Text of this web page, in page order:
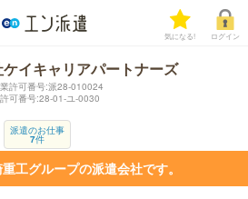
気になる! ログイン
イキャリアパートナーズ
許可番号:派28-010024
可番号:28-01-ユ-0030
派遣のお仕事
7件
工グループの派遣会社です。